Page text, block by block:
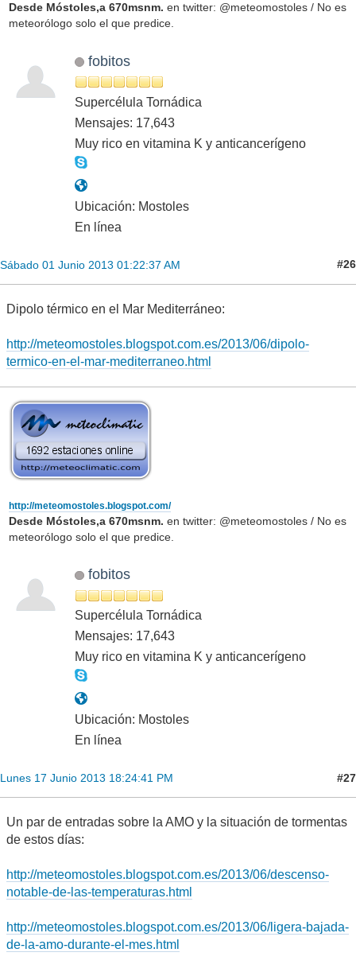
Desde Móstoles,a 670msnm. en twitter: @meteomostoles / No es
meteorólogo solo el que predice.
fobitos
Supercélula Tornádica
Mensajes: 17,643
Muy rico en vitamina K y anticancerígeno
Ubicación: Mostoles
En línea
Sábado 01 Junio 2013 01:22:37 AM #26
Dipolo térmico en el Mar Mediterráneo:
http://meteomostoles.blogspot.com.es/2013/06/dipolo-
termico-en-el-mar-mediterraneo.html
http://meteomostoles.blogspot.com/
Desde Móstoles,a 670msnm. en twitter: @meteomostoles / No es
meteorólogo solo el que predice.
fobitos
Supercélula Tornádica
Mensajes: 17,643
Muy rico en vitamina K y anticancerígeno
Ubicación: Mostoles
En línea
Lunes 17 Junio 2013 18:24:41 PM #27
Un par de entradas sobre la AMO y la situación de tormentas
de estos días:
http://meteomostoles.blogspot.com.es/2013/06/descenso-
notable-de-las-temperaturas.html
http://meteomostoles.blogspot.com.es/2013/06/ligera-bajada-
de-la-amo-durante-el-mes.html